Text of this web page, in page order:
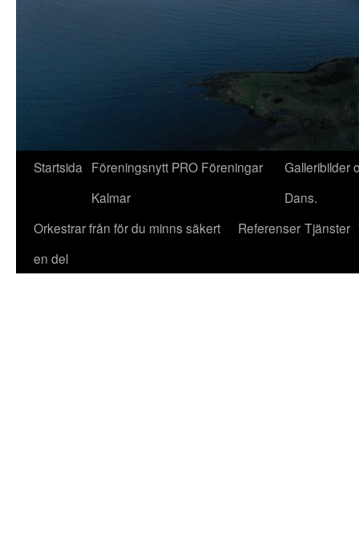
Startsida Föreningsnytt PRO Föreningar
Kalmar
Galleribilder
Dans.
Orkestrar från för du minns säkert
en del
Referenser Tjänster